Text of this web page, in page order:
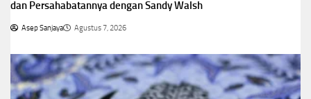
dan Persahabatannya dengan Sandy Walsh
Asep Sanjaya Agustus 7, 2026